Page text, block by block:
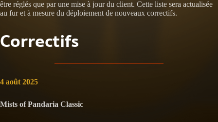
être réglés que par une mise à jour du client. Cette liste sera actualisée
au fur et à mesure du déploiement de nouveaux correctifs.
Correctifs
4 août 2025
Mists of Pandaria Classic